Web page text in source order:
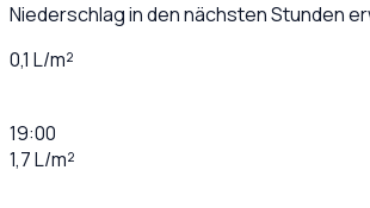
Niederschlag in den nächsten Stunden
0,1 L/m²
19:00
1,7 L/m²